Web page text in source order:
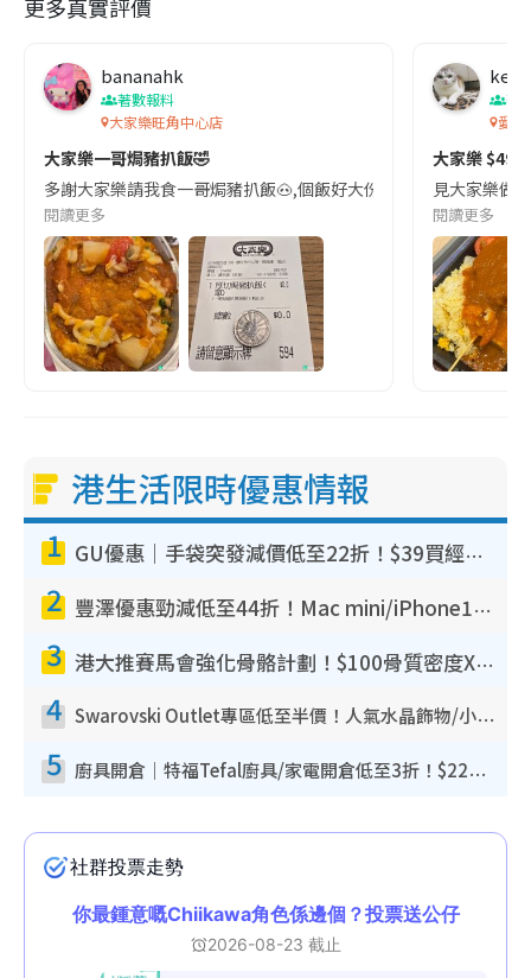
更多真實評價
bananahk
著數報料
大家樂旺角中心店
大家樂一哥焗豬扒飯🤣
多謝大家樂請我食一哥焗豬扒飯🐽,個飯好大份,好juicy! 兩個人都
閱讀更多
著
愛定
大家樂 $49
見大家樂做
閱讀更多
港生活限時優惠情報
1 GU優惠｜手袋突發減價低至22折！$39買經典波士頓包/餃子袋！飾物同步減價$29起！
2 豐澤優惠勁減低至44折！Mac mini/iPhone17Pro大減價！廚房家電$220起
3 港大推賽馬會強化骨骼計劃！$100骨質密度X光檢查 完成免費運動訓練送超市禮券！附參加資格
4 Swarovski Outlet專區低至半價！人氣水晶飾物/小擺設$138起！迪士尼款/水晶高跟鞋都有平
5 廚具開倉｜特福Tefal廚具/家電開倉低至3折！$220起買平底鍋/炒鑊/湯煲！電飯煲/吸塵機/燙斗$418起